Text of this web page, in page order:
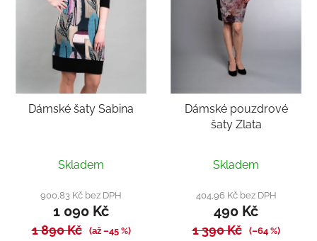
Dámské šaty Sabina
Skladem
900,83 Kč bez DPH
1 090 Kč
1 890 Kč (až –45 %)
Dámské pouzdrové
šaty Zlata
hodnocení
produktu
je
4,3
Skladem
404,96 Kč bez DPH
490 Kč
1 390 Kč (–64 %)